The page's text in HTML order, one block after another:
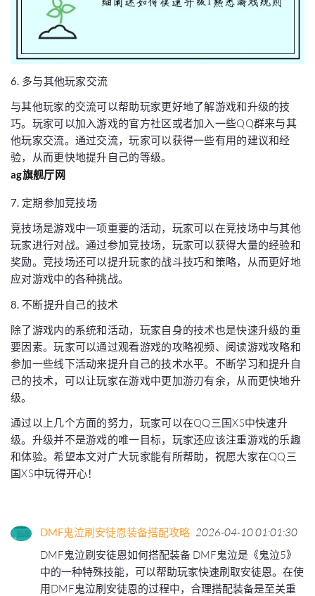
6. 多与其他玩家交流
与其他玩家的交流可以帮助玩家更好地了解游戏和升级的技
巧。玩家可以加入游戏的官方社区或者加入一些QQ群来与其
他玩家交流。通过交流，玩家可以获得一些有用的建议和经
验，从而更快地提升自己的等级。
ag旗舰厅网
7. 定期参加竞技场
竞技场是游戏中一项重要的活动，玩家可以在竞技场中与其他
玩家进行对战。通过参加竞技场，玩家可以获得大量的经验和
奖励。竞技场还可以提升玩家的战斗技巧和策略，从而更好地
应对游戏中的各种挑战。
8. 不断提升自己的技术
除了游戏内的系统和活动，玩家自身的技术也是快速升级的重
要因素。玩家可以通过观看游戏的攻略视频、阅读游戏攻略和
参加一些线下活动来提升自己的技术水平。不断学习和提升自
己的技术，可以让玩家在游戏中更加游刃有余，从而更快地升
级。
通过以上几个方面的努力，玩家可以在QQ三国XS中快速升
级。升级并不是游戏的唯一目标，玩家还应该注重游戏的乐趣
和体验。希望本文对广大玩家能有所帮助，祝愿大家在QQ三
国XS中玩得开心！
DMF鬼泣刷安徒恩装备搭配攻略 2026-04-10 01:01:30
DMF鬼泣刷安徒恩如何搭配装备 DMF鬼泣是《鬼泣5》
中的一种特殊技能，可以帮助玩家快速刷取安徒恩。在使
用DMF鬼泣刷安徒恩的过程中，合理搭配装备是至关重